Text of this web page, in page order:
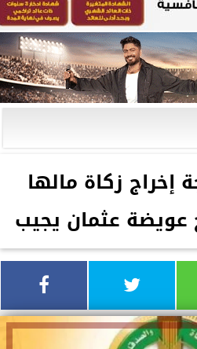
إخراج زكاة مالها
عويضة عثمان يجيب